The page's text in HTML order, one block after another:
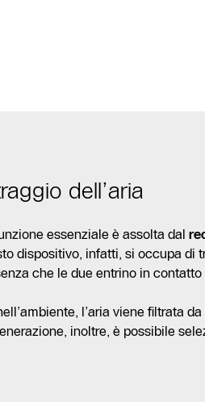
dell’aria
essenziale è assolta dal
dispositivo, infatti, si occupa di
che le due entrino in contatto
l’aria viene filtrata
inoltre, è possibile